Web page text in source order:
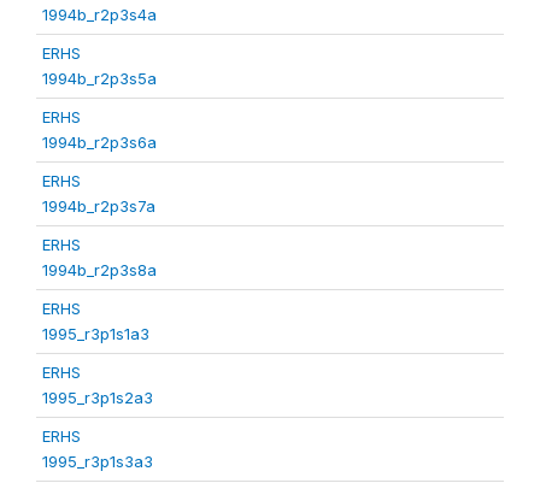
1994b_r2p3s4a
ERHS
1994b_r2p3s5a
ERHS
1994b_r2p3s6a
ERHS
1994b_r2p3s7a
ERHS
1994b_r2p3s8a
ERHS
1995_r3p1s1a3
ERHS
1995_r3p1s2a3
ERHS
1995_r3p1s3a3